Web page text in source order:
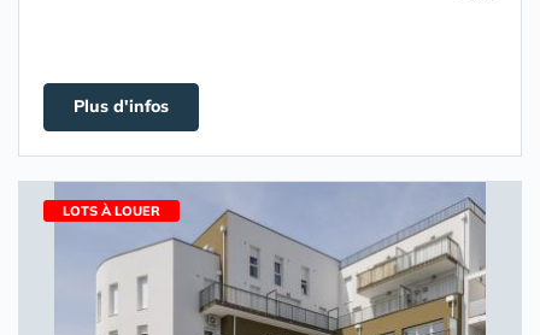
Plus d'infos
LOTS À LOUER